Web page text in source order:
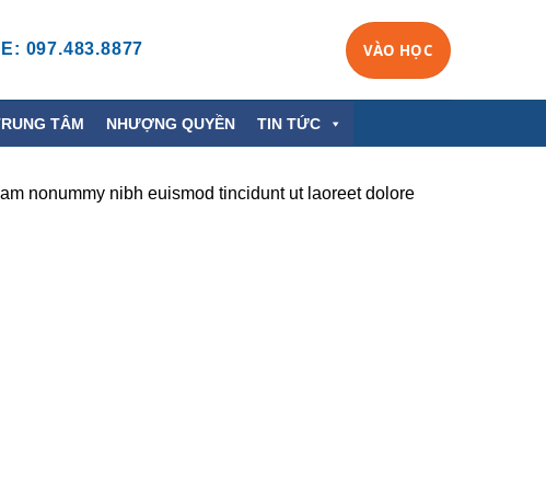
097.483.8877 VÀO HỌC
TÂM NHƯỢNG QUYỀN TIN TỨC
nonummy nibh euismod tincidunt ut laoreet dolore